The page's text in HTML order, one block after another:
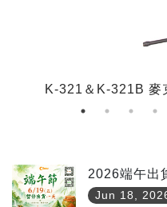
K-321＆K-321B 麥
2026端午出
Jun 18,